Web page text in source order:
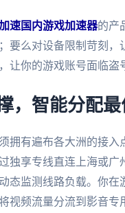
速国内游戏加速器的产
要么对设备限制苛刻
让你的游戏账号面临盗
，智能分配
拥有遍布各大洲的接
独享专线直连上海或
态监测线路负载。你
视频流量分流到影音